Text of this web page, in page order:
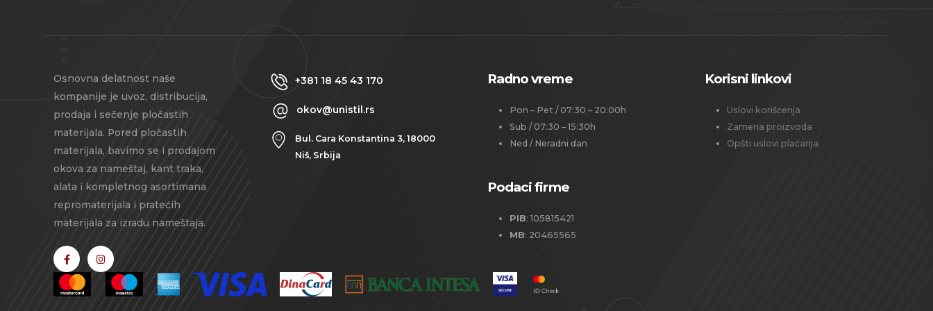
Osnovna delatnost naše
kompanije je uvoz, distribucija,
prodaja i sečenje pločastih
materijala. Pored pločastih
materijala, bavimo se i prodajom
okova za nameštaj, kant traka,
alata i kompletnog asortimana
repromaterijala i pratećih
materijala za izradu nameštaja.
+381 18 45 43 170
okov@unistil.rs
Bul. Cara Konstantina 3, 18000
Niš, Srbija
Radno vreme
Pon – Pet / 07:30 – 20:00h
Sub / 07:30 – 15:30h
Ned / Neradni dan
Podaci firme
PIB: 105815421
MB: 20465565
Korisni linkovi
Uslovi korišćenja
Zamena proizvoda
Opšti uslovi plaćanja